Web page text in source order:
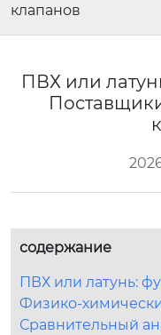
клапанов
ПВХ или
содержание
ПВХ или латунь:
Физико-
Сравнительный